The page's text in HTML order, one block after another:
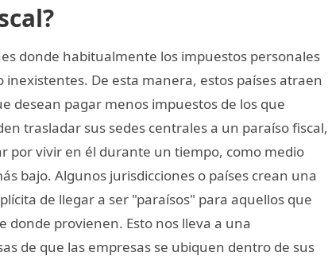
donde habitualmente los impuestos personales
De esta manera, estos países atraen
desean pagar menos impuestos de los que
trasladar sus sedes centrales a un paraíso fiscal,
por vivir en él durante un tiempo, como medio
bajo. Algunos jurisdicciones o países crean una
de llegar a ser "paraísos" para aquellos que
donde provienen. Esto nos lleva a una
de que las empresas se ubiquen dentro de sus